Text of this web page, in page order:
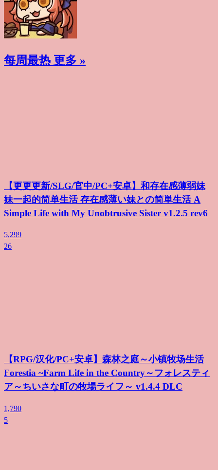
每周最热 更多 »
【更更更新/SLG/官中/PC+安卓】和存在感薄弱妹
妹一起的简单生活 存在感薄い妹との简単生活 A
Simple Life with My Unobtrusive Sister v1.2.5 rev6
5,299
26
【RPG/汉化/PC+安卓】森林之庭～小镇牧场生活
Forestia ~Farm Life in the Country～フォレスティ
ア～ちいさな町の牧場ライフ～ v1.4.4 DLC
1,790
5